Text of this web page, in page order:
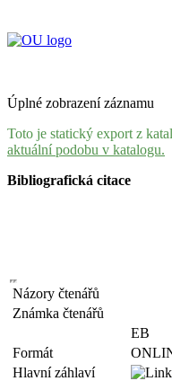
Úplné zobrazení záznamu
Toto je statický export z
aktuální podobu v katalogu.
Bibliografická citace
Názory čtenářů
Známka čtenářů
EB
Formát
Hlavní záhlaví